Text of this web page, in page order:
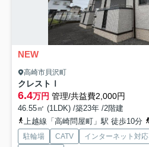
NEW
高崎市貝沢町
クレストⅠ
6.4万円 管理/共益費2,000円
46.55㎡ (1LDK) /築23年 /2階建
上越線「高崎問屋町」駅 徒歩10分
駐輪場 CATV インターネット対応